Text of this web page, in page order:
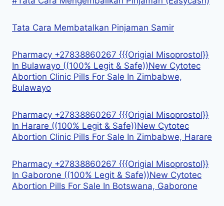
Tata Cara Membatalkan Pinjaman Samir
Pharmacy +27838860267 {{{Origial Misoprostol}}
In Bulawayo ((100% Legit & Safe))New Cytotec
Abortion Clinic Pills For Sale In Zimbabwe,
Bulawayo
Pharmacy +27838860267 {{{Origial Misoprostol}}
In Harare ((100% Legit & Safe))New Cytotec
Abortion Clinic Pills For Sale In Zimbabwe, Harare
Pharmacy +27838860267 {{{Origial Misoprostol}}
In Gaborone ((100% Legit & Safe))New Cytotec
Abortion Pills For Sale In Botswana, Gaborone